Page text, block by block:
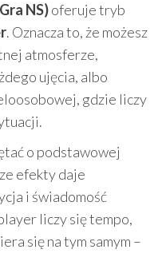
NS)oferuje tryb
. Oznacza to, że możesz
atmosferze,
ujęcia, albo
gdzie liczy
o podstawowej
efekty daje
i świadomość
liczy się tempo,
się na tym samym –